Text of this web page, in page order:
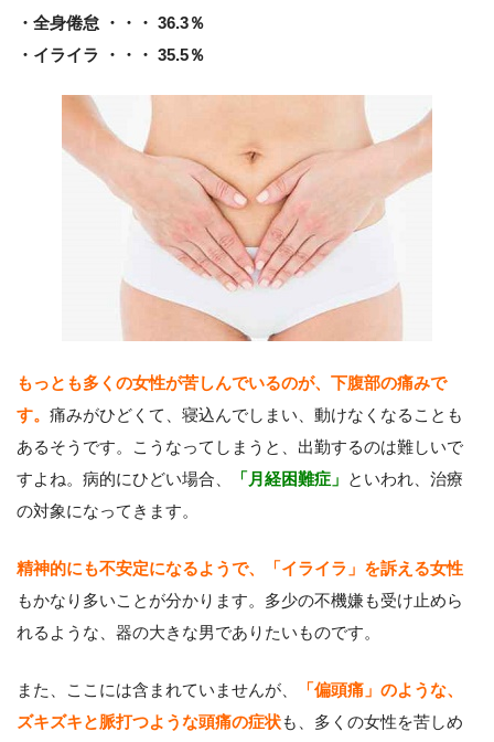
・全身倦怠 ・・・ 36.3％
・イライラ ・・・ 35.5％
もっとも多くの女性が苦しんでいるのが、下腹部の痛みで
す。 痛みがひどくて、寝込んでしまい、動けなくなることも
あるそうです。こうなってしまうと、出勤するのは難しいで
すよね。病的にひどい場合、
「月経困難症」 といわれ、治療
の対象になってきます。
精神的にも不安定になるようで、「イライラ」を訴える女性
もかなり多いことが分かります。多少の不機嫌も受け止めら
れるような、器の大きな男でありたいものです。
また、ここには含まれていませんが、
「偏頭痛」のような、
ズキズキと脈打つような頭痛の症状も、多くの女性を苦しめ